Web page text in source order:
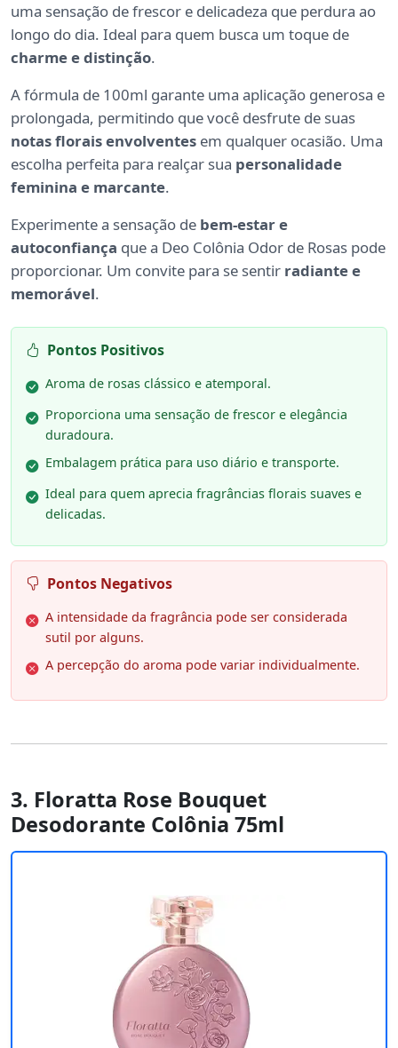
uma sensação de frescor e delicadeza que perdura ao
longo do dia. Ideal para quem busca um toque de
charme e distinção.
A fórmula de 100ml garante uma aplicação generosa e
prolongada, permitindo que você desfrute de suas
notas florais envolventes em qualquer ocasião. Uma
escolha perfeita para realçar sua personalidade
feminina e marcante.
Experimente a sensação de bem-estar e
autoconfiança que a Deo Colônia Odor de Rosas pode
proporcionar. Um convite para se sentir radiante e
memorável.
Pontos Positivos
Aroma de rosas clássico e atemporal.
Proporciona uma sensação de frescor e elegância
duradoura.
Embalagem prática para uso diário e transporte.
Ideal para quem aprecia fragrâncias florais suaves e
delicadas.
Pontos Negativos
A intensidade da fragrância pode ser considerada
sutil por alguns.
A percepção do aroma pode variar individualmente.
3. Floratta Rose Bouquet
Desodorante Colônia 75ml